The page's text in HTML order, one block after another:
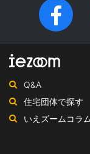
住宅会社を選びま
住宅新聞社が、日
ーカー・工務店を
ー
ジ
Q&A
住宅団体で探す
いえズームコラム